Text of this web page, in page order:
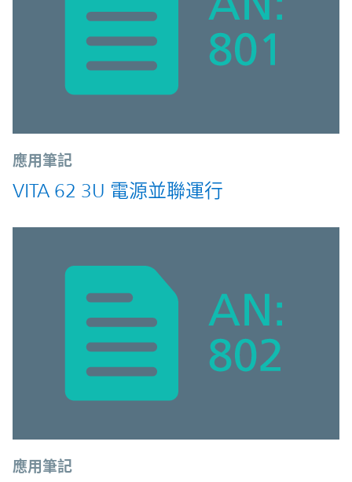
應用筆記
VITA 62 3U 電源並聯運行
應用筆記